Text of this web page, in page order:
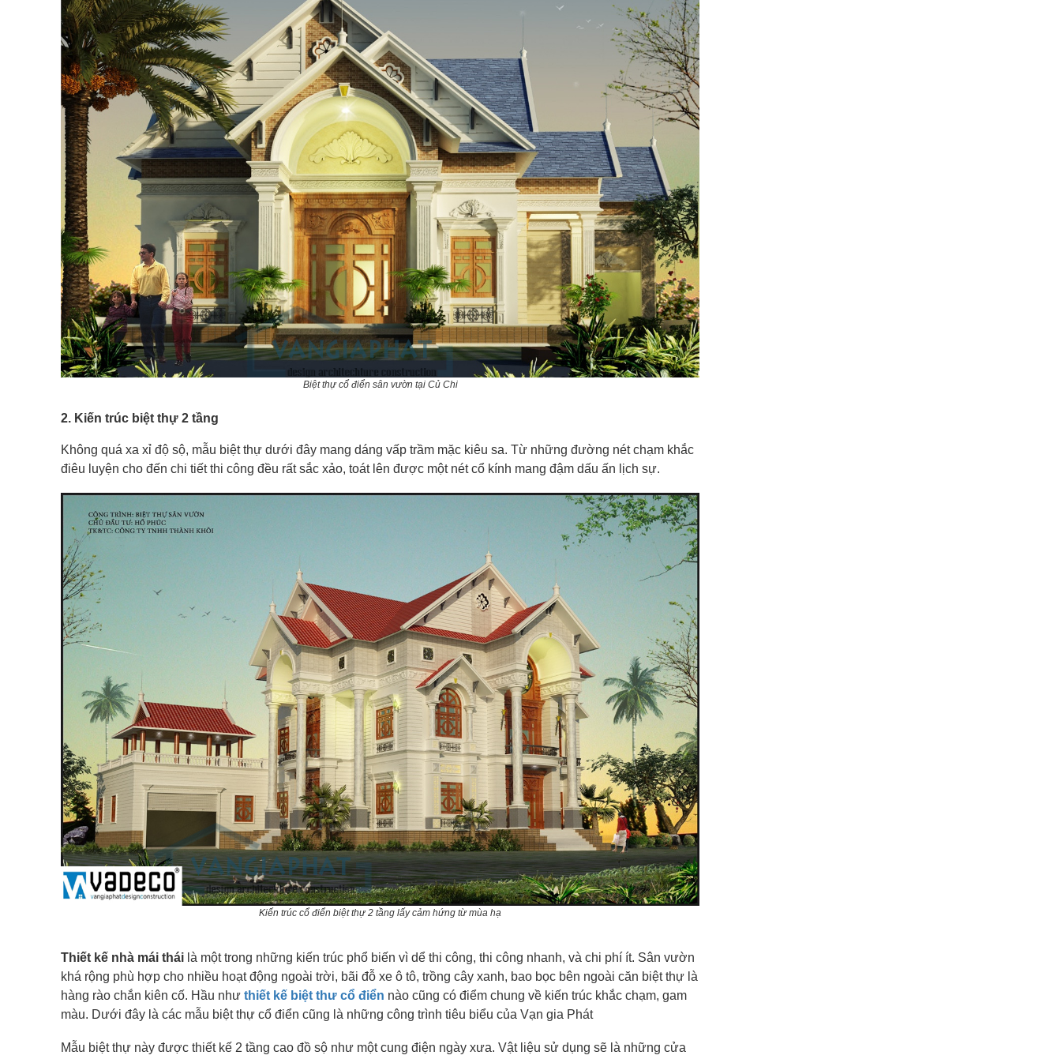
Biệt thự cổ điển sân vườn tại Củ Chi
2. Kiến trúc biệt thự 2 tầng
Không quá xa xỉ độ sộ, mẫu biệt thự dưới đây mang dáng vấp trầm mặc kiêu sa. Từ những đường nét chạm khắc
điêu luyện cho đến chi tiết thi công đều rất sắc xảo, toát lên được một nét cổ kính mang đậm dấu ấn lịch sự.
Kiến trúc cổ điển biệt thự 2 tầng lấy cảm hứng từ mùa hạ
Thiết kế nhà mái thái là một trong những kiến trúc phổ biến vì dể thi công, thi công nhanh, và chi phí ít. Sân vườn
khá rộng phù hợp cho nhiều hoạt động ngoài trời, bãi đỗ xe ô tô, trồng cây xanh, bao bọc bên ngoài căn biệt thự là
hàng rào chắn kiên cố. Hầu như thiết kế biệt thư cổ điển nào cũng có điểm chung về kiến trúc khắc chạm, gam
màu. Dưới đây là các mẫu biệt thự cổ điển cũng là những công trình tiêu biểu của Vạn gia Phát
Mẫu biệt thự này được thiết kế 2 tầng cao đồ sộ như một cung điện ngày xưa. Vật liệu sử dụng sẽ là những cửa